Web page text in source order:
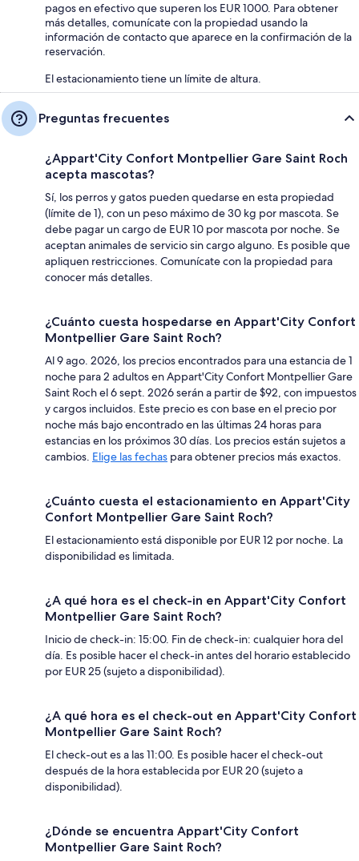
pagos en efectivo que superen los EUR 1000. Para obtener
más detalles, comunícate con la propiedad usando la
información de contacto que aparece en la confirmación de la
reservación.
El estacionamiento tiene un límite de altura.
Preguntas frecuentes
¿Appart'City Confort Montpellier Gare Saint Roch
acepta mascotas?
Sí, los perros y gatos pueden quedarse en esta propiedad
(límite de 1), con un peso máximo de 30 kg por mascota. Se
debe pagar un cargo de EUR 10 por mascota por noche. Se
aceptan animales de servicio sin cargo alguno. Es posible que
apliquen restricciones. Comunícate con la propiedad para
conocer más detalles.
¿Cuánto cuesta hospedarse en Appart'City Confort
Montpellier Gare Saint Roch?
Al 9 ago. 2026, los precios encontrados para una estancia de 1
noche para 2 adultos en Appart'City Confort Montpellier Gare
Saint Roch el 6 sept. 2026 serán a partir de $92, con impuestos
y cargos incluidos. Este precio es con base en el precio por
noche más bajo encontrado en las últimas 24 horas para
estancias en los próximos 30 días. Los precios están sujetos a
cambios. Elige las fechas para obtener precios más exactos.
¿Cuánto cuesta el estacionamiento en Appart'City
Confort Montpellier Gare Saint Roch?
El estacionamiento está disponible por EUR 12 por noche. La
disponibilidad es limitada.
¿A qué hora es el check-in en Appart'City Confort
Montpellier Gare Saint Roch?
Inicio de check-in: 15:00. Fin de check-in: cualquier hora del
día. Es posible hacer el check-in antes del horario establecido
por EUR 25 (sujeto a disponibilidad).
¿A qué hora es el check-out en Appart'City Confort
Montpellier Gare Saint Roch?
El check-out es a las 11:00. Es posible hacer el check-out
después de la hora establecida por EUR 20 (sujeto a
disponibilidad).
¿Dónde se encuentra Appart'City Confort
Montpellier Gare Saint Roch?